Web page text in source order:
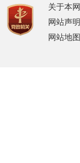
关于本网
网站声明
网站地图